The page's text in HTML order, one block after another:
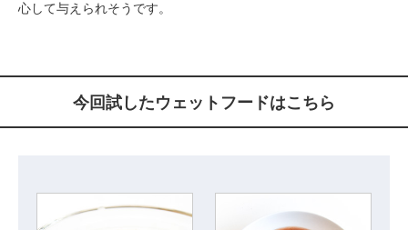
心して与えられそうです。
今回試したウェットフードはこちら